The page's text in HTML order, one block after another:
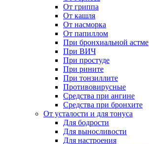
От гриппа
От кашля
От насморка
От папиллом
При бронхиальной астме
При ВИЧ
При простуде
При рините
При тонзиллите
Противовирусные
Средства при ангине
Средства при бронхите
От усталости и для тонуса
Для бодрости
Для выносливости
Для настроения